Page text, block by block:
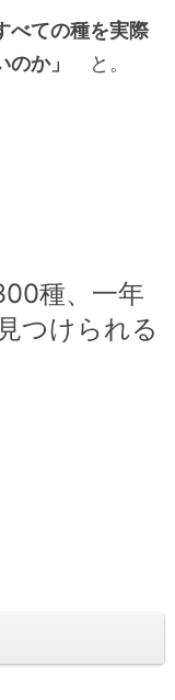
べての種を実際
か」
と。
種、一年
つけられる